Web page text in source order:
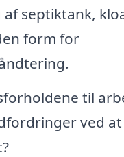
septiktank,
form for
til
ved